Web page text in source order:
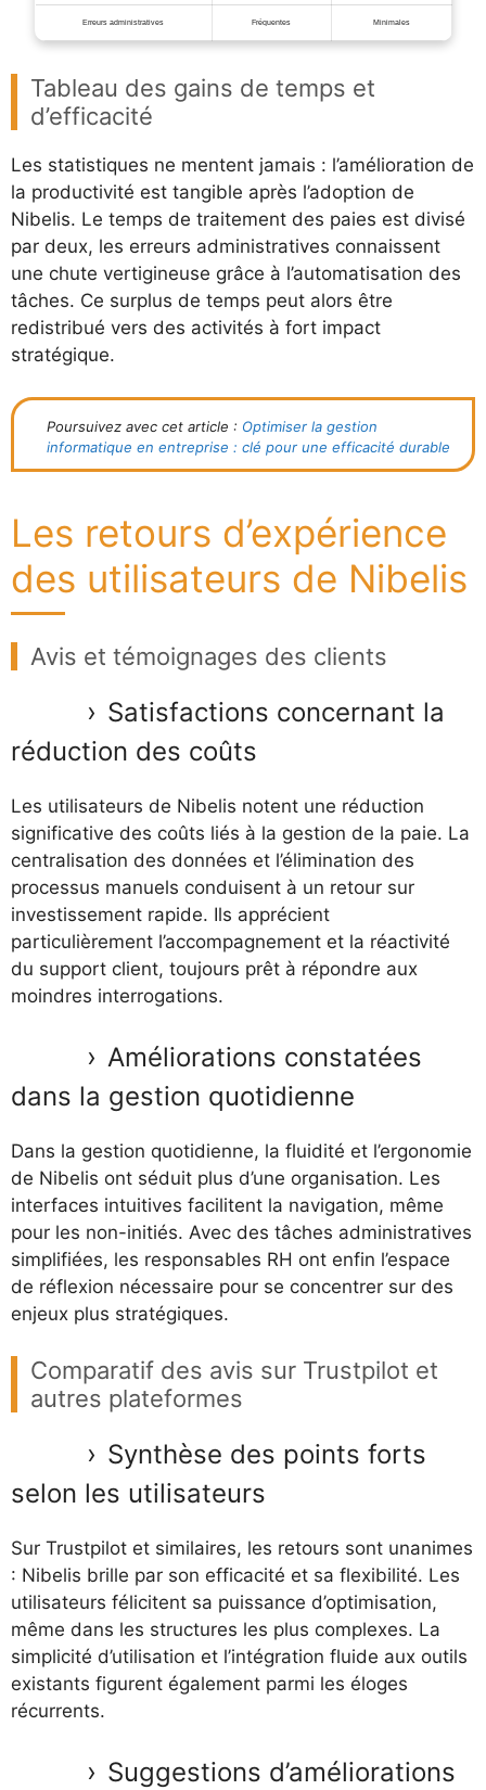
Erreurs administratives Fréquentes Minimales
Tableau des gains de temps et
d’efficacité
Les statistiques ne mentent jamais : l’amélioration de
la productivité est tangible après l’adoption de
Nibelis. Le temps de traitement des paies est divisé
par deux, les erreurs administratives connaissent
une chute vertigineuse grâce à l’automatisation des
tâches. Ce surplus de temps peut alors être
redistribué vers des activités à fort impact
stratégique.
Poursuivez avec cet article : Optimiser la gestion
informatique en entreprise : clé pour une efficacité durable
Les retours d’expérience
des utilisateurs de Nibelis
Avis et témoignages des clients
Satisfactions concernant la
réduction des coûts
Les utilisateurs de Nibelis notent une réduction
significative des coûts liés à la gestion de la paie. La
centralisation des données et l’élimination des
processus manuels conduisent à un retour sur
investissement rapide. Ils apprécient
particulièrement l’accompagnement et la réactivité
du support client, toujours prêt à répondre aux
moindres interrogations.
Améliorations constatées
dans la gestion quotidienne
Dans la gestion quotidienne, la fluidité et l’ergonomie
de Nibelis ont séduit plus d’une organisation. Les
interfaces intuitives facilitent la navigation, même
pour les non-initiés. Avec des tâches administratives
simplifiées, les responsables RH ont enfin l’espace
de réflexion nécessaire pour se concentrer sur des
enjeux plus stratégiques.
Comparatif des avis sur Trustpilot et
autres plateformes
Synthèse des points forts
selon les utilisateurs
Sur Trustpilot et similaires, les retours sont unanimes
: Nibelis brille par son efficacité et sa flexibilité. Les
utilisateurs félicitent sa puissance d’optimisation,
même dans les structures les plus complexes. La
simplicité d’utilisation et l’intégration fluide aux outils
existants figurent également parmi les éloges
récurrents.
Suggestions d’améliorations